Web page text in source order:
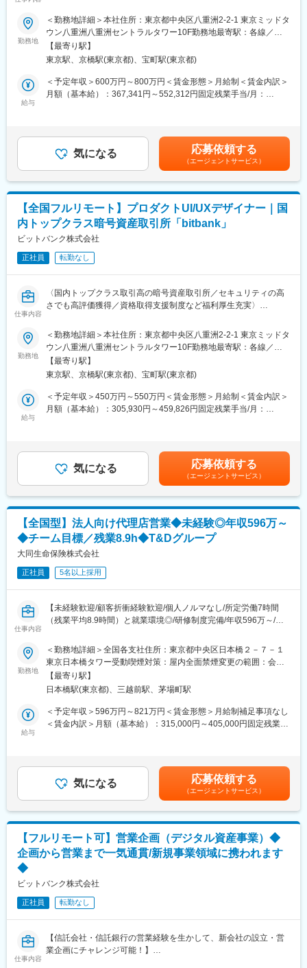
案が可能です。
・各事業エリアの特性を踏まえた支店全体での目標設定を行って
おり、個人の定量的なノルマ設定はありません。
・戦略的に訪問先を選定し、仮説提案型の営業を行っていただき
ます。（1日訪問数平均2件～6件）
・代表者と直接面談可能であり、自身が設計した金融ソリューシ
ョンスキームを直接経営者向けにご提案可能です。
■今後のキャリアパス事例：
営業でご活躍いただいた後にスタートアップ営業室や投資開発事
業室などのバックオフィスポジションへのキャリアも形成できま
キャリアチャレンジの希望については前向きに考慮いただける環
境があります。
■当金庫働き方と魅力：
・住宅手当は最大約8割、引っ越し手当は全額補助等の福利厚生が
充実。
・平均残業時間については20時間以内となっております。
・全国転勤型の他にエリア限定での働き方もございます。
・リモートワークや顧客向け直行・直帰も可能です。
暗号資産取引所「bitbank.cc」におけるシステム開発プロジェクト
マネージメント全般をお任せします。
■業務内容：
・プロジェクト計画
・プロジェクトスコープ・スケジュール・リスク管理
・ステークホールダーとの調整
・社内・社外レポーティング
ビットバンクのシステム部は国内最強のクリプトプロフェッショ
ナル集団であり、あらゆる価値をテクノロジを通して提供してお
ります。
現在、さらなる発展を目標に、「インターネットサービスとして
のスピード感」と「金融機関に求められる高い品質」をコアに、
プロジェクトマネージメントをシステム部内で推進することにな
っております。そこで、システム部がコミットしているプロジェ
クトを一緒に計画・管理・提供できる仲間を募集しています。プ
ロマネのプロフェッショナルからのエントリーをお待ちしており
ます。
■当社の特徴：
当社のミッションは「ビットコインの技術で、世界中にあらゆる
価値を流通させる」です。暗号資産交換業者として金融庁から正
式に認定されています。2021年9月には約75億円の資金調達も実
て初めてISMS認証を取得するなど、セキュリティレベルの高さも
強みです。
勤務地
＜勤務地詳細＞本社住所：東京都中央区八重洲2-2-1 東京ミッドタ
ウン八重洲八重洲セントラルタワー10F勤務地最寄駅：各線／五
反田駅受動喫煙対策：屋内全面禁煙変更の範囲：会社の定める事
業所（リモートワーク含む）
【最寄り駅】
東京駅、京橋駅(東京都)、宝町駅(東京都)
給与
＜予定年収＞600万円～800万円＜賃金形態＞月給制＜賃金内訳＞
月額（基本給）：367,341円～552,312円固定残業手当/月：
業績賞与有賃金はあくまでも目安の金額であり、選考を通じて上
下する可能性があります。月給(月額)は固定手当を含めた表記で
す。
気になる 応募依頼する
（エージェントサービス）
【全国フルリモート】プロダクトUI/UXデザイナー｜国
内トップクラス暗号資産取引所「bitbank」
ビットバンク株式会社
正社員 転勤なし
仕事内容
〈国内トップクラス取引高の暗号資産取引所／セキュリティの高
さでも高評価獲得／資格取得支援制度など福利厚生充実〉
■募集背景：
ビットバンクは「ビットコインの技術で、世界中にあらゆる価値
を流通させる」をミッションに、暗号資産取引所サービスを提供
しています。
暗号資産取引所サービスのプロダクト開発の一端を担うデザイナ
ーチームでは、多くのお客様が直接手に触れる取引所アプリや、
サービスサイトのUI/UXデザイン、広告・SNS領域のデザイン、
抱える様々な課題の解決とプロダクトの成長にデザインの領域で
貢献していただける仲間を募集しています。一緒に業界を盛り上
暗号資産取引アプリ「bitbank」や暗号資産のマーケット情報やト
レンドをキャッチできるWebメディア「ビットバンクプラス」な
ど、 ビットバンクが提供するサービスの各種デザインをご担当い
ただきます。
以下のいずれか、または複数の業務を行なっていただきます
自社サービスのプロダクトデザイン（UI/UX）
Webデザイン
HTML/CSSコーディング
広告デザイン
その他デザイン全般
■魅力：
・暗号資産という最先端の金融システムのデザインには、絶え間
ない挑戦と豊かな創意工夫が求められます。法令や各種規則の遵
守を徹底しつつ、ユーザーに必要な情報を直感的にわかりやすく
ができます。
・ユーザー体験を一層高めるデザインの中核を担うため、やりが
変更の範囲：会社の定める業務
勤務地
＜勤務地詳細＞本社住所：東京都中央区八重洲2-2-1 東京ミッドタ
ウン八重洲八重洲セントラルタワー10F勤務地最寄駅：各線／五
反田駅受動喫煙対策：屋内全面禁煙変更の範囲：会社の定める事
業所（リモートワーク含む）
【最寄り駅】
東京駅、京橋駅(東京都)、宝町駅(東京都)
給与
＜予定年収＞450万円～550万円＜賃金形態＞月給制＜賃金内訳＞
月額（基本給）：305,930円～459,826円固定残業手当/月：
でも目安の金額であり、選考を通じて上下する可能性がありま
す。月給(月額)は固定手当を含めた表記です。
気になる 応募依頼する
（エージェントサービス）
【全国型】法人向け代理店営業◆未経験◎年収596万～
◆チーム目標／残業8.9h◆T&Dグループ
大同生命保険株式会社
正社員 5名以上採用
仕事内容
【未経験歓迎/顧客折衝経験歓迎/個人ノルマなし/所定労働7時間
（残業平均8.9時間）と就業環境◎/研修制度完備/年収596万～/法
■業務内容：
中小企業と密接な関係を持つ当社の保険代理店である税理士事務
所を定期的に訪問し、生命保険の販売推進をします。経営者・役
員もしくは従業員を対象とした「お亡くなりになった場合にそな
える」、「働けなくなった場合にそなえる」、「勇退・老後にそ
なえる」、「健康経営に取り組む」など提案のバリエーションは
豊富です。
・財務諸表のデータを用いて算出する必要な保障額を根拠にして
商品をプランニング 等
必要な保障額を適切な商品でカバーする提案手法のため、自信を
※面接にてご本人の適性を判断し、別の営業ポジションの選考をご
案内する可能性があります。
8:45 出社
10:00 代理店との研修・打ち合わせ(必要に応じて先輩・課長が
(大同生命では個人目標ではなくチーム制を敷いています。)
12:00 ランチ
勤務地
＜勤務地詳細＞全国各支社住所：東京都中央区日本橋２－７－１
東京日本橋タワー受動喫煙対策：屋内全面禁煙変更の範囲：会社
の定める事業所
【最寄り駅】
日本橋駅(東京都)、三越前駅、茅場町駅
給与
＜予定年収＞596万円～821万円＜賃金形態＞月給制補足事項なし
＜賃金内訳＞月額（基本給）：315,000円～405,000円固定残業手
＞※経験・能力・年齢に応じて個別に決定します。■賞与：年2回
賃金はあくまでも目安の金額であり、選考を通じて上下する可能
性があります。月給(月額)は固定手当を含めた表記です。
気になる 応募依頼する
（エージェントサービス）
【フルリモート可】営業企画（デジタル資産事業）◆
企画から営業まで一気通貫/新規事業領域に携われます
◆
ビットバンク株式会社
正社員 転勤なし
仕事内容
【信託会社・信託銀行の営業経験を生かして、新会社の設立・営
業企画にチャレンジ可能！】